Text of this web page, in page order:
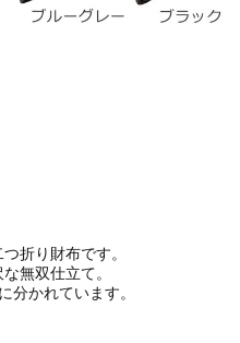
折り財布です。
無双仕立て。
分かれています。